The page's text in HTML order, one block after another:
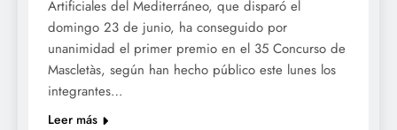
Artificiales del Mediterráneo, que disparó el
domingo 23 de junio, ha conseguido por
unanimidad el primer premio en el 35 Concurso de
Mascletàs, según han hecho público este lunes los
integrantes…
Leer más